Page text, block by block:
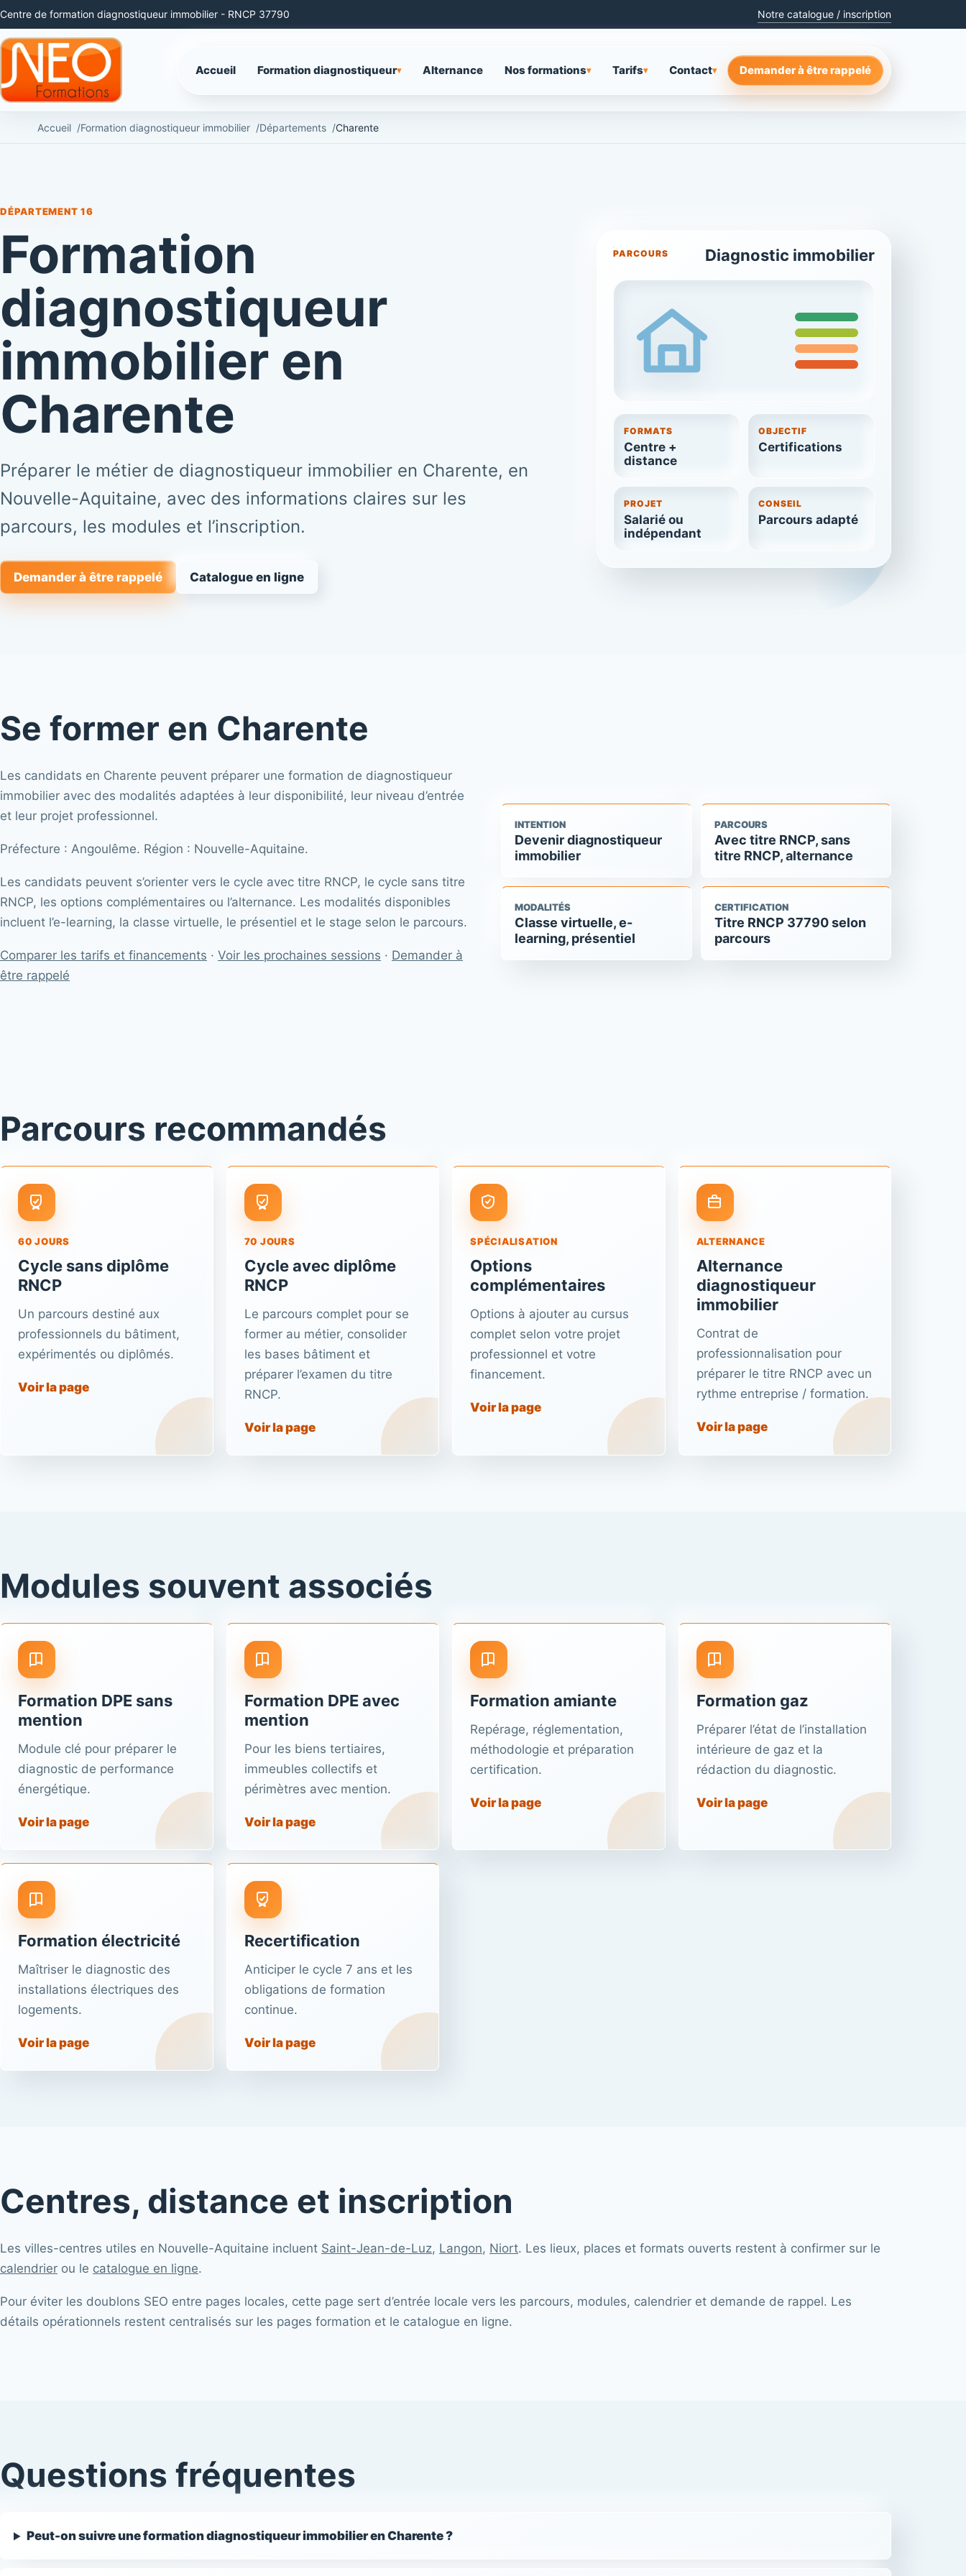
Centre de formation diagnostiqueur immobilier - RNCP 37790 Notre catalogue / inscription
Accueil Formation diagnostiqueur▾ Alternance Nos formations▾ Tarifs▾ Contact▾ Demander à être rappelé
Accueil Formation diagnostiqueur immobilier Départements Charente
DÉPARTEMENT 16
Formation
diagnostiqueur
immobilier en
Charente
Préparer le métier de diagnostiqueur immobilier en Charente, en
Nouvelle-Aquitaine, avec des informations claires sur les
parcours, les modules et l’inscription.
Demander à être rappelé Catalogue en ligne
PARCOURS Diagnostic immobilier
FORMATS
Centre +
distance
OBJECTIF
Certifications
PROJET
Salarié ou
indépendant
CONSEIL
Parcours adapté
Se former en Charente
Les candidats en Charente peuvent préparer une formation de diagnostiqueur
immobilier avec des modalités adaptées à leur disponibilité, leur niveau d’entrée
et leur projet professionnel.
Préfecture : Angoulême. Région : Nouvelle-Aquitaine.
Les candidats peuvent s’orienter vers le cycle avec titre RNCP, le cycle sans titre
RNCP, les options complémentaires ou l’alternance. Les modalités disponibles
incluent l’e-learning, la classe virtuelle, le présentiel et le stage selon le parcours.
Comparer les tarifs et financements · Voir les prochaines sessions · Demander à
être rappelé
INTENTION
Devenir diagnostiqueur
immobilier
PARCOURS
Avec titre RNCP, sans
titre RNCP, alternance
MODALITÉS
Classe virtuelle, e-
learning, présentiel
CERTIFICATION
Titre RNCP 37790 selon
parcours
Parcours recommandés
60 JOURS
Cycle sans diplôme
RNCP
Un parcours destiné aux
professionnels du bâtiment,
expérimentés ou diplômés.
Voir la page
70 JOURS
Cycle avec diplôme
RNCP
Le parcours complet pour se
former au métier, consolider
les bases bâtiment et
préparer l’examen du titre
RNCP.
Voir la page
SPÉCIALISATION
Options
complémentaires
Options à ajouter au cursus
complet selon votre projet
professionnel et votre
financement.
Voir la page
ALTERNANCE
Alternance
diagnostiqueur
immobilier
Contrat de
professionnalisation pour
préparer le titre RNCP avec un
rythme entreprise / formation.
Voir la page
Modules souvent associés
Formation DPE sans
mention
Module clé pour préparer le
diagnostic de performance
énergétique.
Voir la page
Formation DPE avec
mention
Pour les biens tertiaires,
immeubles collectifs et
périmètres avec mention.
Voir la page
Formation amiante
Repérage, réglementation,
méthodologie et préparation
certification.
Voir la page
Formation gaz
Préparer l’état de l’installation
intérieure de gaz et la
rédaction du diagnostic.
Voir la page
Formation électricité
Maîtriser le diagnostic des
installations électriques des
logements.
Voir la page
Recertification
Anticiper le cycle 7 ans et les
obligations de formation
continue.
Voir la page
Centres, distance et inscription
Les villes-centres utiles en Nouvelle-Aquitaine incluent Saint-Jean-de-Luz, Langon, Niort. Les lieux, places et formats ouverts restent à confirmer sur le
calendrier ou le catalogue en ligne.
Pour éviter les doublons SEO entre pages locales, cette page sert d’entrée locale vers les parcours, modules, calendrier et demande de rappel. Les
détails opérationnels restent centralisés sur les pages formation et le catalogue en ligne.
Questions fréquentes
Peut-on suivre une formation diagnostiqueur immobilier en Charente ?